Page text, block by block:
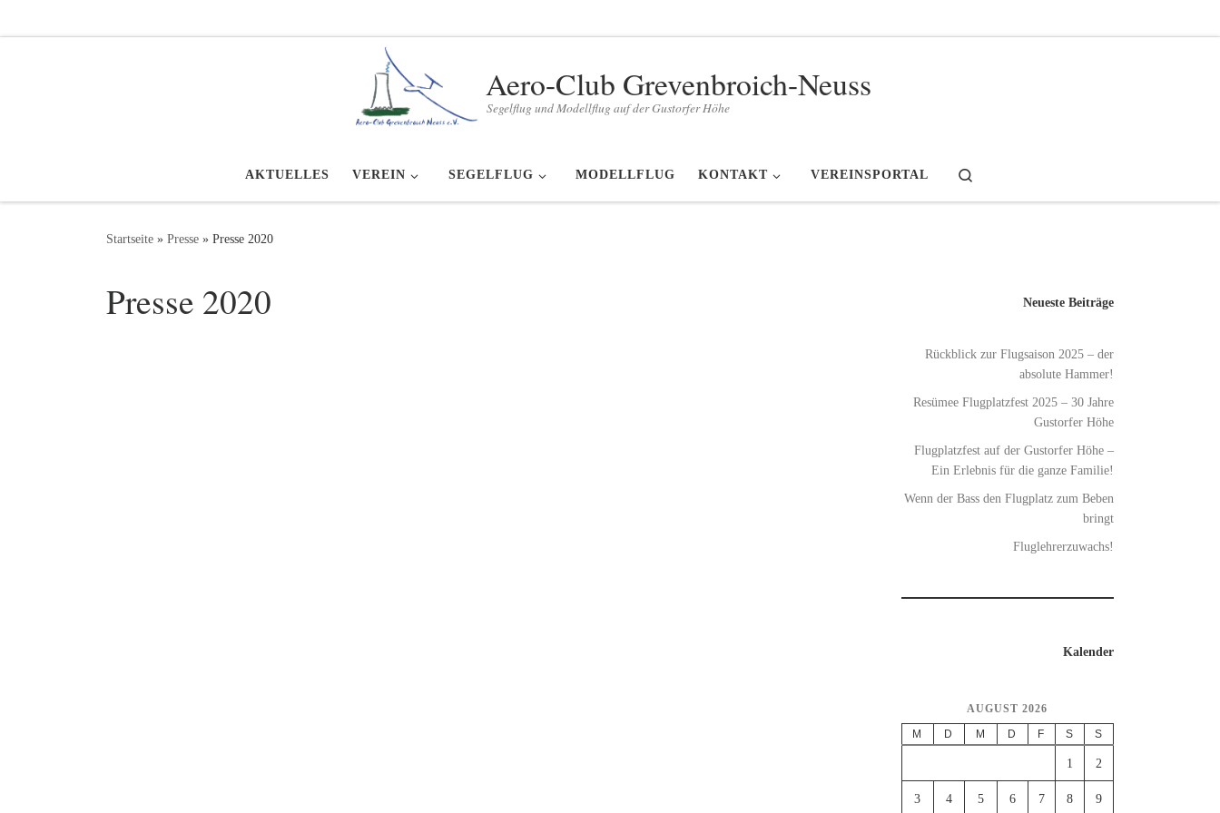
Aero-Club Grevenbroich-Neuss
Segelflug und Modellflug auf der Gustorfer Höhe
AKTUELLES VEREIN SEGELFLUG MODELLFLUG KONTAKT VEREINSPORTAL
Startseite » Presse » Presse 2020
Presse 2020 Neueste Beiträge
Rückblick zur Flugsaison 2025 – der
absolute Hammer!
Resümee Flugplatzfest 2025 – 30 Jahre
Gustorfer Höhe
Flugplatzfest auf der Gustorfer Höhe –
Ein Erlebnis für die ganze Familie!
Wenn der Bass den Flugplatz zum Beben
bringt
Fluglehrerzuwachs!
Kalender
AUGUST 2026
M D M D F S S
1 2
3 4 5 6 7 8 9